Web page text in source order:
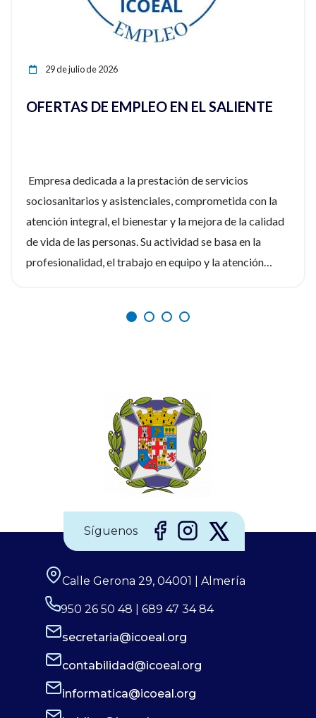
29 de julio de 2026
OFERTAS DE EMPLEO EN EL SALIENTE
Empresa dedicada a la prestación de servicios
sociosanitarios y asistenciales, comprometida con la
atención integral, el bienestar y la mejora de la calidad
de vida de las personas. Su actividad se basa en la
profesionalidad, el trabajo en equipo y la atención
profesionales. Si eres enfermero/a y deseas formar
oferta? Envía tu currículum a
elsaliente@elsaliente.com, llama al 950 62 06 06 o
Síguenos
Calle Gerona 29, 04001 | Almería
950 26 50 48 | 689 47 34 84
secretaria@icoeal.org
contabilidad@icoeal.org
informatica@icoeal.org